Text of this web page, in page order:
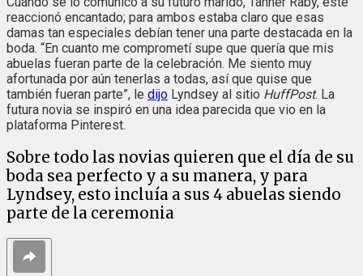
reaccionó encantado; para ambos estaba claro que esas
damas tan especiales debían tener una parte destacada en la
boda. “En cuanto me comprometí supe que quería que mis
abuelas fueran parte de la celebración. Me siento muy
afortunada por aún tenerlas a todas, así que quise que
también fueran parte”, le dijo Lyndsey al sitio HuffPost. La
futura novia se inspiró en una idea parecida que vio en la
plataforma Pinterest.
Sobre todo las novias quieren que el día de su
boda sea perfecto y a su manera, y para
Lyndsey, esto incluía a sus 4 abuelas siendo
parte de la ceremonia